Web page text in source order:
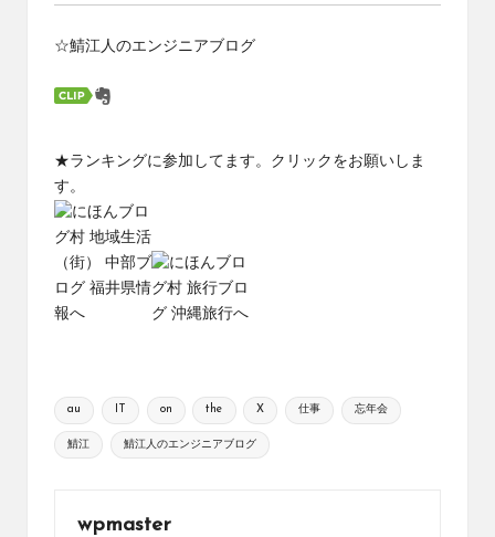
☆鯖江人のエンジニアブログ
★ランキングに参加してます。クリックをお願いしま
す。
Tags:
au IT on the X 仕事 忘年会
鯖江 鯖江人のエンジニアブログ
wpmaster